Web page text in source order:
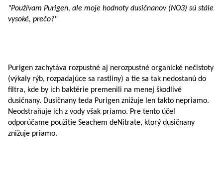
"Používam Purigen, ale moje hodnoty dusičnanov (NO3) sú stále
vysoké, prečo?"
Purigen zachytáva rozpustné aj nerozpustné organické nečistoty
(výkaly rýb, rozpadajúce sa rastliny) a tie sa tak nedostanú do
filtra, kde by ich baktérie premenili na menej škodlivé
dusičnany. Dusičnany teda Purigen znižuje len takto nepriamo.
Neodstraňuje ich z vody však priamo. Pre tento účel
odporúčame použitie Seachem deNitrate, ktorý dusičnany
znižuje priamo.